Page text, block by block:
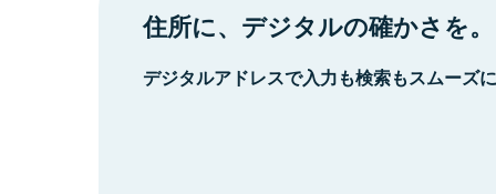
住所に、デジタルの確かさを。
デジタルアドレスで入力も検索もスムーズ